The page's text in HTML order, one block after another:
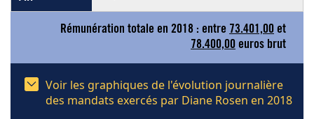
Rémunération totale en 2018 : entre 73.401,00 et
78.400,00 euros brut
Voir les graphiques de l'évolution journalière
des mandats exercés par Diane Rosen en 2018